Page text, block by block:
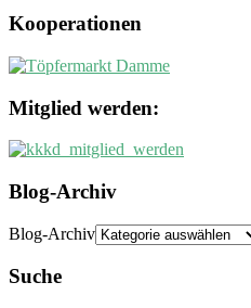
Kooperationen
Mitglied werden:
Blog-Archiv
Blog-Archiv
Suche